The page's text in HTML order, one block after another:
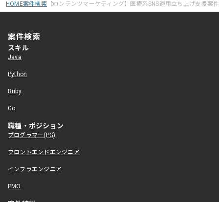
HOME案件検索【コンテンツマーケティング】医療系SNS運用立ち上げ支援案件
案件検索
スキル
Java
Python
Ruby
Go
職種・ポジション
プログラマー(PG)
フロントエンドエンジニア
インフラエンジニア
PMO